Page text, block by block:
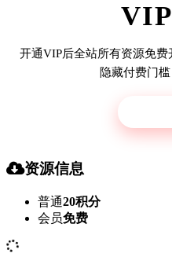
开通VIP后全站所有资源免
隐藏付费门
资源信息
普通20积分
会员免费